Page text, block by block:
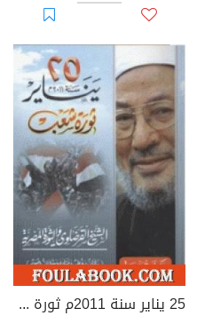
25 يناير سنة 2011م ثورة شعب